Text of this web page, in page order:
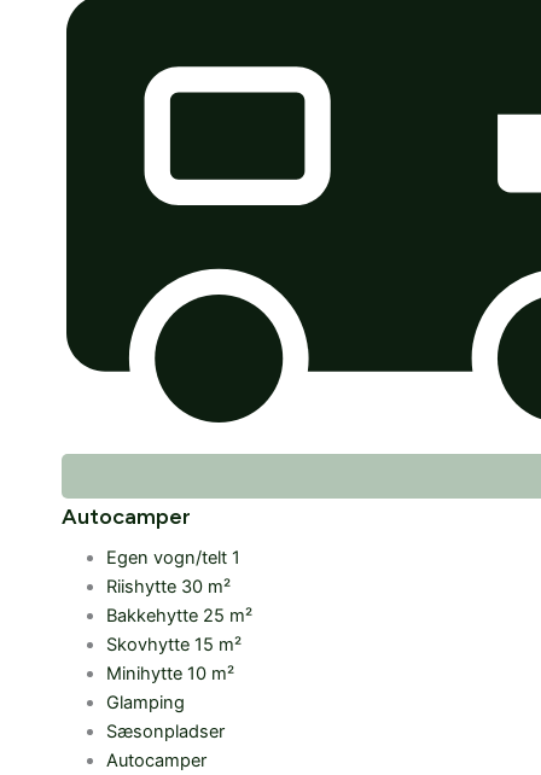
Autocamper
Egen vogn/telt 1
Riishytte 30 m²
Bakkehytte 25 m²
Skovhytte 15 m²
Minihytte 10 m²
Glamping
Sæsonpladser
Autocamper